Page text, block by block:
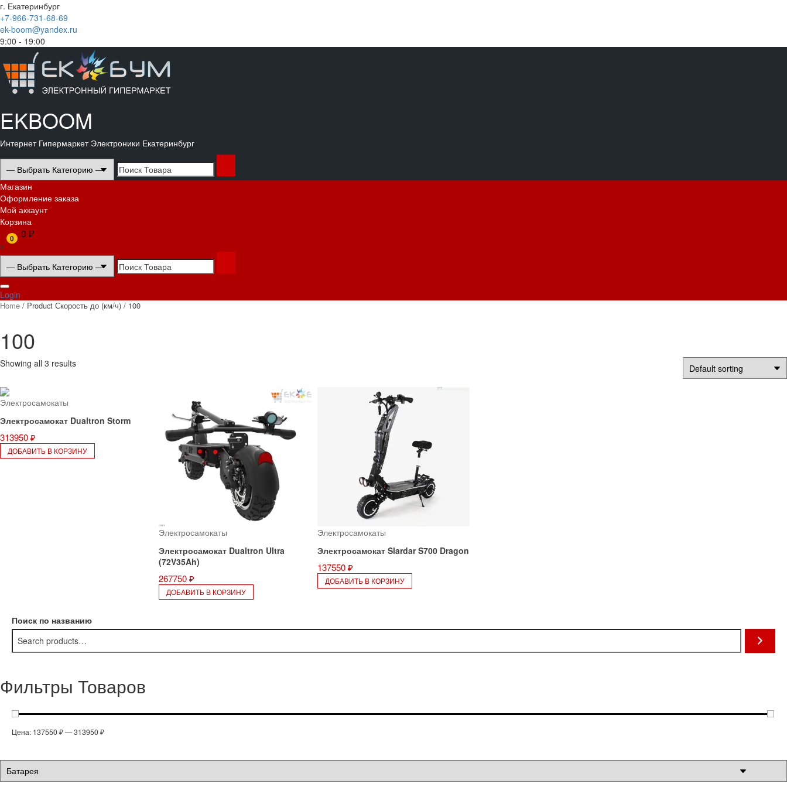
Перейти
к
содержимому
г. Екатеринбург
+7-966-731-68-69
ek-boom@yandex.ru
9:00 - 19:00
аккаунт
Оформление
заказа
EKBOOM
Интернет Гипермаркет Электроники Екатеринбург
Search
for:
Основное
меню
Магазин
Оформление заказа
Мой аккаунт
Корзина
0 0 ₽
x
Search
for:
Login
Home / Product Скорость до (км/ч) / 100
100
Showing all 3 results
Электросамокаты
Электросамокат Dualtron Storm
313950₽
ДОБАВИТЬ В КОРЗИНУ
Электросамокаты
Электросамокат Dualtron Ultra
(72V35Ah)
267750₽
ДОБАВИТЬ В КОРЗИНУ
Электросамокаты
Электросамокат Slardar S700 Dragon
137550₽
ДОБАВИТЬ В КОРЗИНУ
Поиск по названию
Фильтры Товаров
Цена: 137550 ₽—313950 ₽